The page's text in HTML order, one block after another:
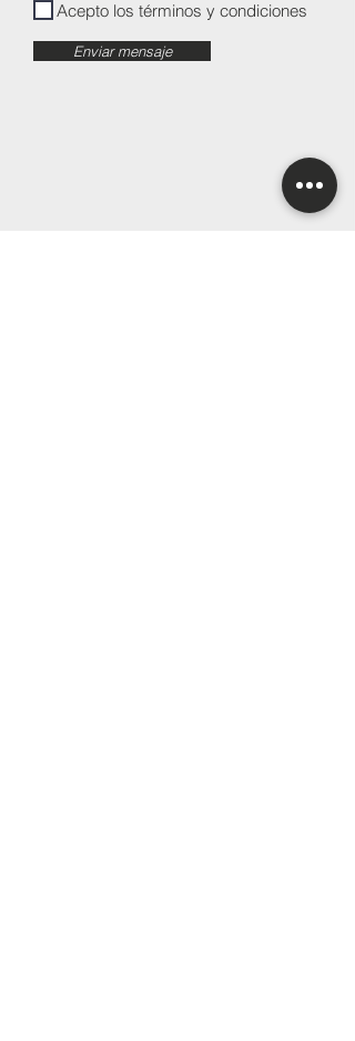
Acepto los términos y condiciones
Enviar mensaje